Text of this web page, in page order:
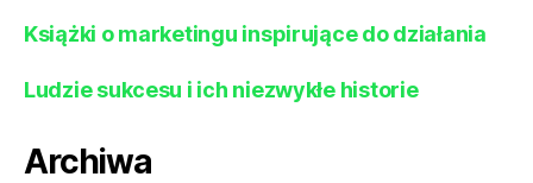
Książki o marketingu inspirujące do działania
Ludzie sukcesu i ich niezwykłe historie
Archiwa